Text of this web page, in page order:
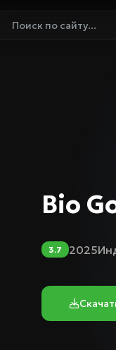
Bio
3.7 2025